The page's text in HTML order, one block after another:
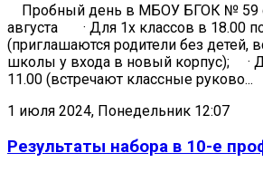
Пробный день в МБОУ БГОК № 59
августа · Для 1х классов в 18.00
(приглашаются родители без детей,
школы у входа в новый корпус); ·
11.00 (встречают классные руково...
1 июля 2024, Понедельник 12:07
Результаты набора в 10-е